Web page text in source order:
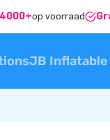
4000+op voorraad
JB Inflatable